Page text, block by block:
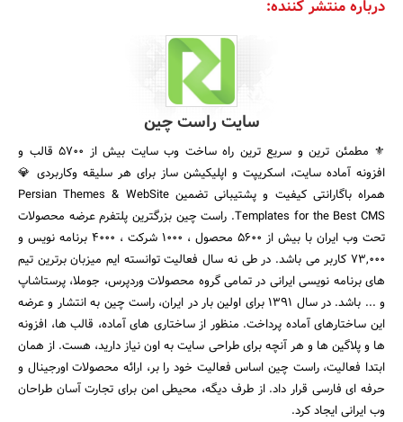
درباره منتشر کننده:
سایت راست چین
⚜️ مطمئن ترین و سریع ترین راه ساخت وب سایت بیش از 5700 قالب و
افزونه آماده سایت، اسکریپت و اپلیکیشن ساز برای هر سلیقه وکاربردی 💎
همراه باگارانتی کیفیت و پشتیبانی تضمین Persian Themes & WebSite
Templates for the Best CMS. راست چین بزرگترین پلتفرم عرضه محصولات
تحت وب ایران با بیش از 5۶۰۰ محصول ، 1000 شرکت ، 4۰۰۰ برنامه نویس و
۷۳,۰۰۰ کاربر می باشد. در طی نه سال فعالیت توانسته ایم میزبان برترین تیم
های برنامه نویسی ایرانی در تمامی گروه محصولات وردپرس، جوملا، پرستاشاپ
و ... باشد. در سال 1391 برای اولین بار در ایران، راست چین به انتشار و عرضه
این ساختارهای آماده پرداخت. منظور از ساختاری های آماده، قالب ها، افزونه
ها و پلاگین ها و هر آنچه برای طراحی سایت به اون نیاز دارید، هست. از همان
ابتدا فعالیت، راست چین اساس فعالیت خود را بر، ارائه محصولات اورجینال و
حرفه ای فارسی قرار داد. از طرف دیگه، محیطی امن برای تجارت آسان طراحان
وب ایرانی ایجاد کرد.